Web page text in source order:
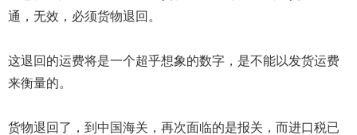
通，无效，必须货物退回。
这退回的运费将是一个超乎想象的数字，是不能以发货运费
来衡量的。
货物退回了，到中国海关，再次面临的是报关，而进口税已